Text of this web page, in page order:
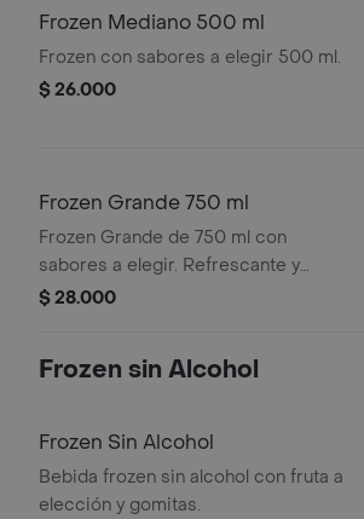
Frozen Mediano 500 ml
Frozen con sabores a elegir 500 ml.
$ 26.000
Frozen Grande 750 ml
Frozen Grande de 750 ml con
sabores a elegir. Refrescante y
colorido.
$ 28.000
Frozen sin Alcohol
Frozen Sin Alcohol
Bebida frozen sin alcohol con fruta a
elección y gomitas.